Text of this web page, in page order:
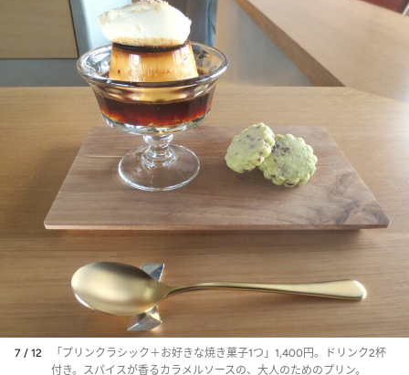
7 / 12
「プリンクラシック＋お好きな焼き菓子1つ」1,400円。ドリンク2杯
付き。スパイスが香るカラメルソースの、大人のためのプリン。